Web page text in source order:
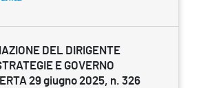
DEL DIRIGENTE
E GOVERNO
29 giugno 2025, n. 326